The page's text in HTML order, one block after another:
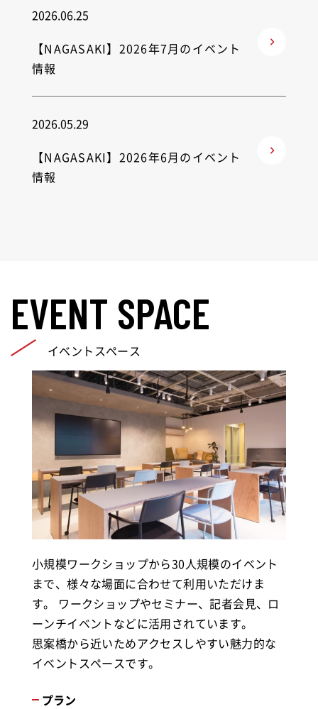
2026.06.25
【NAGASAKI】2026年7月のイベント
情報
2026.05.29
【NAGASAKI】2026年6月のイベント
情報
EVENT SPACE
イベントスペース
小規模ワークショップから30人規模のイベント
まで、様々な場面に合わせて利用いただけま
す。 ワークショップやセミナー、記者会見、ロ
ーンチイベントなどに活用されています。
思案橋から近いためアクセスしやすい魅力的な
イベントスペースです。
プラン